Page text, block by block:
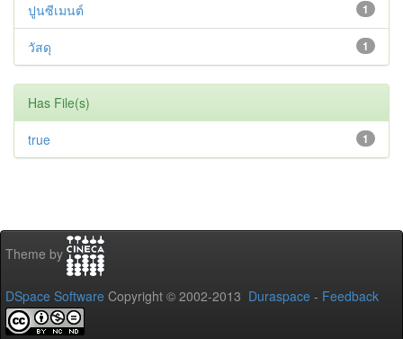
1
ปูนซีเมนต์
1
วัสดุ
Has File(s)
1
true
Theme by
DSpace Software Copyright © 2002-2013 Duraspace - Feedback